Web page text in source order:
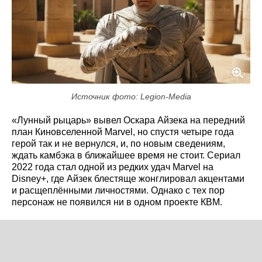
Источник фото: Legion-Media
«Лунный рыцарь» вывел Оскара Айзека на передний
план Киновселенной Marvel, но спустя четыре года
герой так и не вернулся, и, по новым сведениям,
ждать камбэка в ближайшее время не стоит. Сериал
2022 года стал одной из редких удач Marvel на
Disney+, где Айзек блестяще жонглировал акцентами
и расщеплёнными личностями. Однако с тех пор
персонаж не появился ни в одном проекте КВМ.